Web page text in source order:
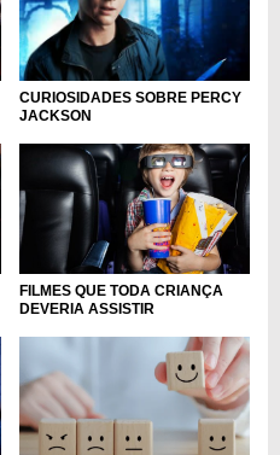
CURIOSIDADES SOBRE PERCY
JACKSON
FILMES QUE TODA CRIANÇA
DEVERIA ASSISTIR